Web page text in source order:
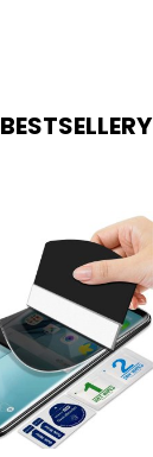
BESTSELLERY